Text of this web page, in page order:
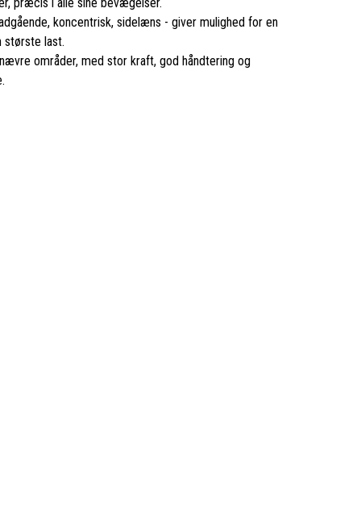
koncentrisk, sidelæns - giver mulighed for en
største last.
områder, med stor kraft, god håndtering og